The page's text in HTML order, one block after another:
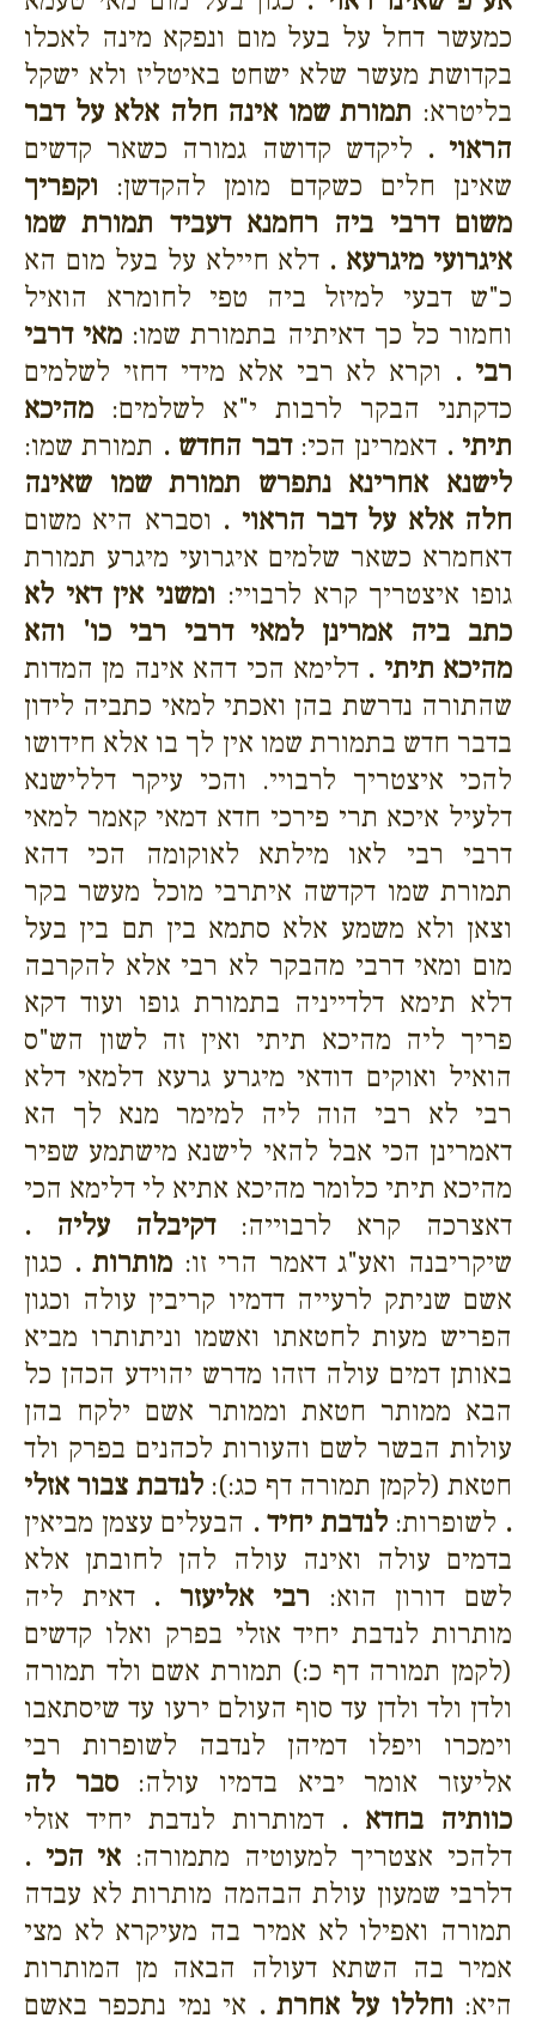
כמעשר דחל על בעל מום ונפקא מינה לאכלו
בקדושת מעשר שלא ישחט באיטליז ולא ישקל
בליטרא: תמורת שמו אינה חלה אלא על דבר
הראוי . ליקדש קדושה גמורה כשאר קדשים
שאינן חלים כשקדם מומן להקדשן: וקפריך
משום דרבי ביה רחמנא דעביד תמורת שמו
איגרועי מיגרעא . דלא חיילא על בעל מום הא
כ"ש דבעי למיזל ביה טפי לחומרא הואיל
וחמור כל כך דאיתיה בתמורת שמו: מאי דרבי
רבי . וקרא לא רבי אלא מידי דחזי לשלמים
כדקתני הבקר לרבות י"א לשלמים: מהיכא
תיתי . דאמרינן הכי:דבר החדש . תמורת שמו:
לישנא אחרינא נתפרש תמורת שמו שאינה
חלה אלא על דבר הראוי . וסברא היא משום
דאחמרא כשאר שלמים איגרועי מיגרע תמורת
גופו איצטריך קרא לרבויי: ומשני אין דאי לא
כתב ביה אמרינן למאי דרבי רבי כו' והא
מהיכא תיתי . דלימא הכי דהא אינה מן המדות
שהתורה נדרשת בהן ואכתי למאי כתביה לידון
בדבר חדש בתמורת שמו אין לך בו אלא חידושו
להכי איצטריך לרבויי. והכי עיקר דללישנא
דלעיל איכא תרי פירכי חדא דמאי קאמר למאי
דרבי רבי לאו מילתא לאוקומה הכי דהא
תמורת שמו דקדשה איתרבי מוכל מעשר בקר
וצאן ולא משמע אלא סתמא בין תם בין בעל
מום ומאי דרבי מהבקר לא רבי אלא להקרבה
דלא תימא דלדייניה בתמורת גופו ועוד דקא
פריך ליה מהיכא תיתי ואין זה לשון הש"ס
הואיל ואוקים דודאי מיגרע גרעא דלמאי דלא
רבי לא רבי הוה ליה למימר מנא לך הא
דאמרינן הכי אבל להאי לישנא מישתמע שפיר
מהיכא תיתי כלומר מהיכא אתיא לי דלימא הכי
דאצרכה קרא לרבוייה:דקיבלה עליה .
שיקריבנה ואע"ג דאמר הרי זו: מותרות . כגון
אשם שניתק לרעייה דדמיו קריבין עולה וכגון
הפריש מעות לחטאתו ואשמו וניתותרו מביא
באותן דמים עולה דזהו מדרש יהוידע הכהן כל
הבא ממותר חטאת וממותר אשם ילקח בהן
עולות הבשר לשם והעורות לכהנים בפרק ולד
חטאת (לקמן תמורה דף כג:):לנדבת צבור אזלי
. לשופרות:לנדבת יחיד . הבעלים עצמן מביאין
בדמים עולה ואינה עולה להן לחובתן אלא
לשם דורון הוא: רבי אליעזר . דאית ליה
מותרות לנדבת יחיד אזלי בפרק ואלו קדשים
(לקמן תמורה דף כ:) תמורת אשם ולד תמורה
ולדן ולד ולדן עד סוף העולם ירעו עד שיסתאבו
וימכרו ויפלו דמיהן לנדבה לשופרות רבי
אליעזר אומר יביא בדמיו עולה:סבר לה
כוותיה בחדא . דמותרות לנדבת יחיד אזלי
דלהכי אצטריך למעוטיה מתמורה: אי הכי .
דלרבי שמעון עולת הבהמה מותרות לא עבדה
תמורה ואפילו לא אמיר בה מעיקרא לא מצי
אמיר בה השתא דעולה הבאה מן המותרות
היא: וחללו על אחרת . אי נמי נתכפר באשם